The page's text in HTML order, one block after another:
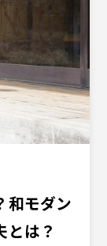
和モダン
とは？